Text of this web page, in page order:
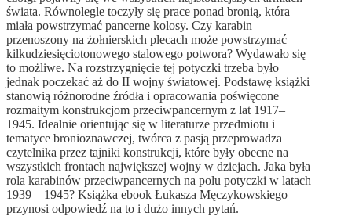
świata. Równolegle toczyły się prace ponad bronią, która
miała powstrzymać pancerne kolosy. Czy karabin
przenoszony na żołnierskich plecach może powstrzymać
kilkudziesięciotonowego stalowego potwora? Wydawało się
to możliwe. Na rozstrzygnięcie tej potyczki trzeba było
jednak poczekać aż do II wojny światowej. Podstawę książki
stanowią różnorodne źródła i opracowania poświęcone
rozmaitym konstrukcjom przeciwpancernym z lat 1917–
1945. Idealnie orientując się w literaturze przedmiotu i
tematyce bronioznawczej, twórca z pasją przeprowadza
czytelnika przez tajniki konstrukcji, które były obecne na
wszystkich frontach największej wojny w dziejach. Jaka była
rola karabinów przeciwpancernych na polu potyczki w latach
1939 – 1945? Książka ebook Łukasza Męczykowskiego
przynosi odpowiedź na to i dużo innych pytań.